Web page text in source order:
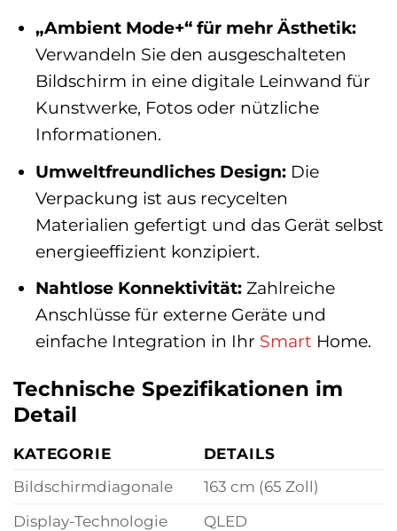
„Ambient Mode+“ für mehr Ästhetik:
Verwandeln Sie den ausgeschalteten
Bildschirm in eine digitale Leinwand für
Kunstwerke, Fotos oder nützliche
Informationen.
Umweltfreundliches Design:Die
Verpackung ist aus recycelten
Materialien gefertigt und das Gerät selbst
energieeffizient konzipiert.
Nahtlose Konnektivität:Zahlreiche
Anschlüsse für externe Geräte und
einfache Integration in Ihr Smart Home.
Technische Spezifikationen im
Detail
KATEGORIE
DETAILS
Bildschirmdiagonale
163 cm (65 Zoll)
Display-Technologie
QLED